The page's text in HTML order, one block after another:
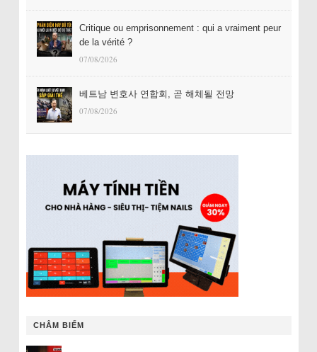
Critique ou emprisonnement : qui a vraiment peur
de la vérité ?
07/08/2026
베트남 변호사 연합회, 곧 해체될 전망
07/08/2026
CHÂM BIẾM